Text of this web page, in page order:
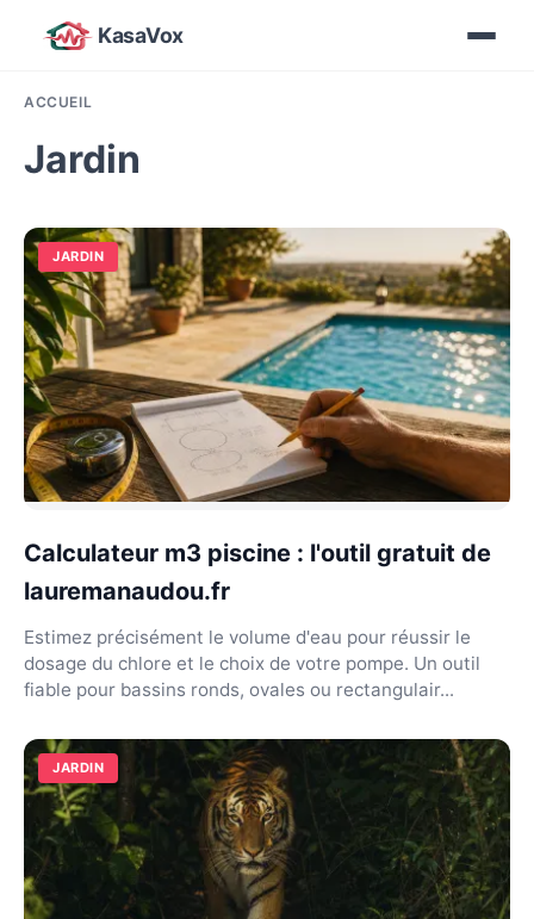
KasaVox
ACCUEIL
Jardin
JARDIN
Calculateur m3 piscine : l'outil gratuit de
lauremanaudou.fr
Estimez précisément le volume d'eau pour réussir le
dosage du chlore et le choix de votre pompe. Un outil
fiable pour bassins ronds, ovales ou rectangulair...
JARDIN